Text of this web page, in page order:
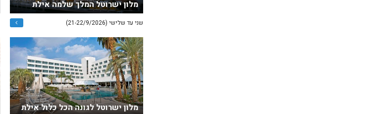
מלון ישרוטל המלך שלמה אילת
שני עד שלישי (21-22/9/2026)
מלון ישרוטל לגונה הכל כלול אילת